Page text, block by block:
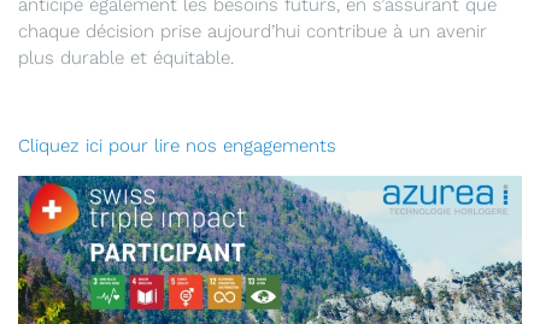
anticipe également les besoins futurs, en s’assurant que
chaque décision prise aujourd’hui contribue à un avenir
plus durable et équitable.
Cliquez ici pour lire nos engagements